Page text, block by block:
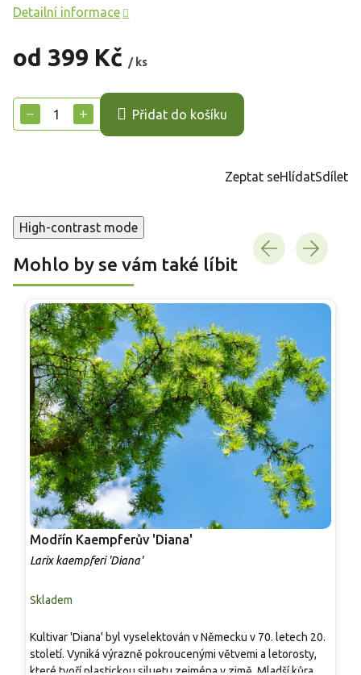
od 399 Kč / ks
cena:
+
− Přidat do košíku
Detailní informace
Zeptat seHlídatSdílet
High-contrast mode
Mohlo by se vám také líbit
Modřín Kaempferův 'Diana'
Larix kaempferi 'Diana'
Skladem
Kultivar 'Diana' byl vyselektován v Německu v 70. letech 20.
století. Vyniká výrazně pokroucenými větvemi a letorosty,
které tvoří plastickou siluetu zejména v zimě. Mladší kůra má